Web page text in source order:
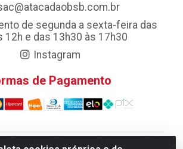
de segunda a sexta-feira das
12h e das 13h30 às 17h30
Instagram
de Pagamento